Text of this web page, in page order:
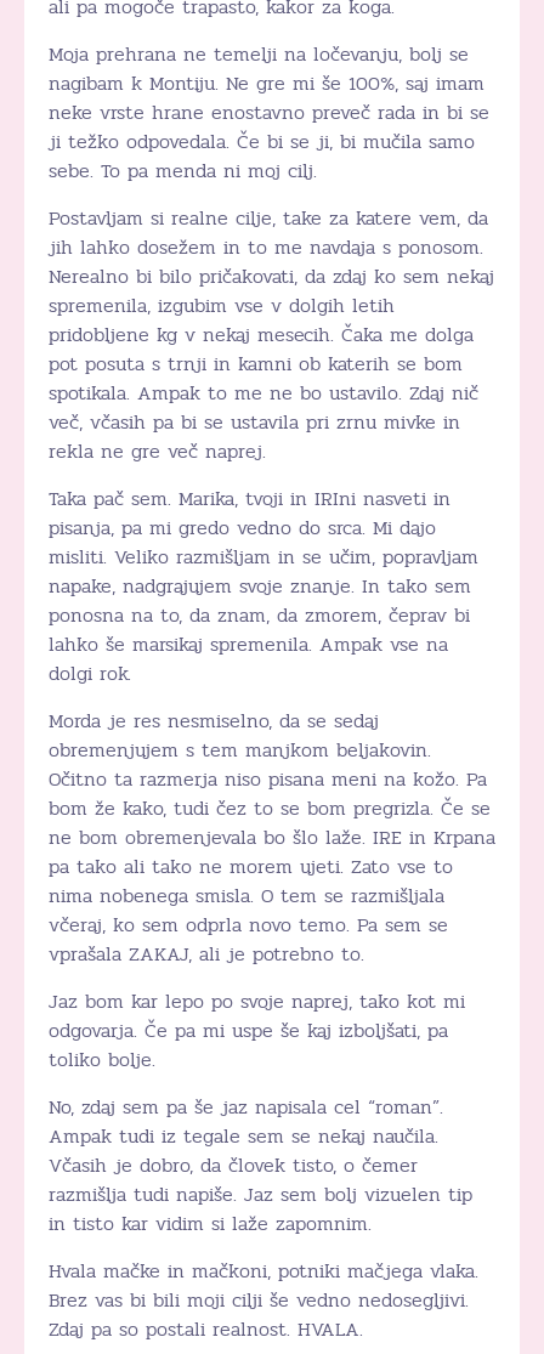
ali pa mogoče trapasto, kakor za koga.
Moja prehrana ne temelji na ločevanju, bolj se
nagibam k Montiju. Ne gre mi še 100%, saj imam
neke vrste hrane enostavno preveč rada in bi se
ji težko odpovedala. Če bi se ji, bi mučila samo
sebe. To pa menda ni moj cilj.
Postavljam si realne cilje, take za katere vem, da
jih lahko dosežem in to me navdaja s ponosom.
Nerealno bi bilo pričakovati, da zdaj ko sem nekaj
spremenila, izgubim vse v dolgih letih
pridobljene kg v nekaj mesecih. Čaka me dolga
pot posuta s trnji in kamni ob katerih se bom
spotikala. Ampak to me ne bo ustavilo. Zdaj nič
več, včasih pa bi se ustavila pri zrnu mivke in
rekla ne gre več naprej.
Taka pač sem. Marika, tvoji in IRIni nasveti in
pisanja, pa mi gredo vedno do srca. Mi dajo
misliti. Veliko razmišljam in se učim, popravljam
napake, nadgrajujem svoje znanje. In tako sem
ponosna na to, da znam, da zmorem, čeprav bi
lahko še marsikaj spremenila. Ampak vse na
dolgi rok.
Morda je res nesmiselno, da se sedaj
obremenjujem s tem manjkom beljakovin.
Očitno ta razmerja niso pisana meni na kožo. Pa
bom že kako, tudi čez to se bom pregrizla. Če se
ne bom obremenjevala bo šlo laže. IRE in Krpana
pa tako ali tako ne morem ujeti. Zato vse to
nima nobenega smisla. O tem se razmišljala
včeraj, ko sem odprla novo temo. Pa sem se
vprašala ZAKAJ, ali je potrebno to.
Jaz bom kar lepo po svoje naprej, tako kot mi
odgovarja. Če pa mi uspe še kaj izboljšati, pa
toliko bolje.
No, zdaj sem pa še jaz napisala cel “roman”.
Ampak tudi iz tegale sem se nekaj naučila.
Včasih je dobro, da človek tisto, o čemer
razmišlja tudi napiše. Jaz sem bolj vizuelen tip
in tisto kar vidim si laže zapomnim.
Hvala mačke in mačkoni, potniki mačjega vlaka.
Brez vas bi bili moji cilji še vedno nedosegljivi.
Zdaj pa so postali realnost. HVALA.